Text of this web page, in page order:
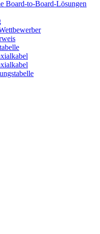
Board-to-Board-Lösungen